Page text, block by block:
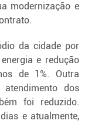
modernização e
da cidade por
e redução
de 1%. Outra
dos
foi reduzido.
e atualmente,